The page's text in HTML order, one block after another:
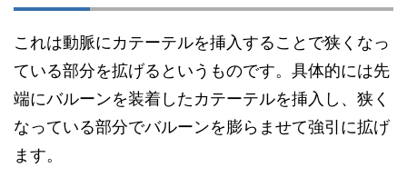
これは動脈にカテーテルを挿入することで狭くなっ
ている部分を拡げるというものです。具体的には先
端にバルーンを装着したカテーテルを挿入し、狭く
なっている部分でバルーンを膨らませて強引に拡げ
ます。